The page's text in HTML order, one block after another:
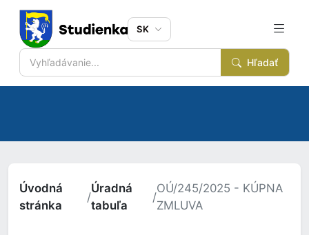
Hľadať
SK
Úvodná
stránka
/
Úradná
tabuľa
/
OÚ/245/2025 - KÚPNA
ZMLUVA